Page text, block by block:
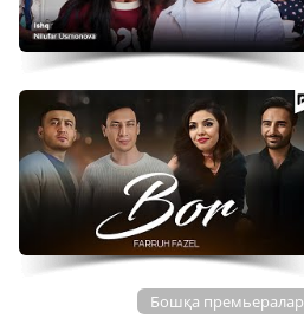
Бошқа премьералар